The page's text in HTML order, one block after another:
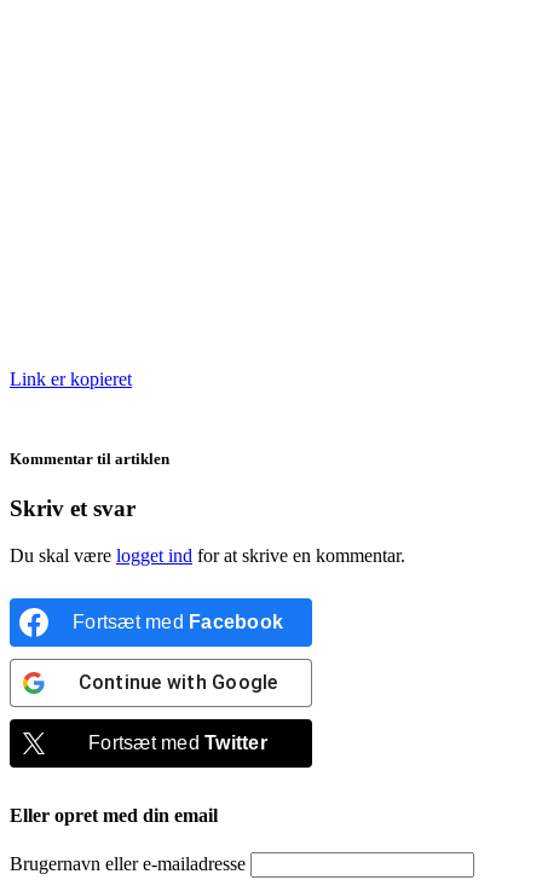
Link er kopieret
Kommentar til artiklen
Skriv et svar
Du skal være logget ind for at skrive en kommentar.
Fortsæt med Facebook
Continue with Google
Fortsæt medTwitter
Eller opret med din email
Brugernavn eller e-mailadresse